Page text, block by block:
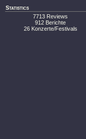
Statistics
7713 Reviews
912 Berichte
26 Konzerte/Festivals